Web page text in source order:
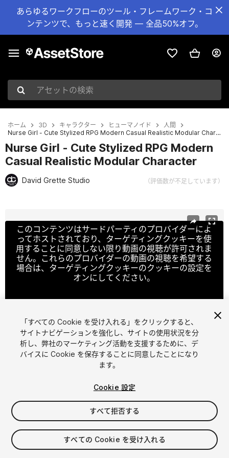
あらゆるワークフローのツール・フレームワーク・コ
ンテンツで、もっと速く開発 — 全品50%オフ。
アセットの検索
ホーム 3D キャラクター ヒューマノイド
人間
Nurse Girl - Cute Stylized RPG Modern Casual Realistic Modular Character
Nurse Girl - Cute Stylized RPG Modern
Casual Realistic Modular Character
David Grette Studio （評価数が不足しています）
このコンテンツはサードパーティのプロバイダーによ
ってホストされており、ターゲティングクッキーを使
用することに同意しない限り動画の視聴が許可されま
せん。これらのプロバイダーの動画の視聴を希望する
場合は、ターゲティングクッキーのクッキーの設定を
オンにしてください。
クッキーの設定
1/16
$59
消費税は決済時に計算されます
「すべての Cookie を受け入れる」をクリックすると、
サイトナビゲーションを強化し、サイトの使用状況を分
析し、弊社のマーケティング活動を支援するために、デ
バイスに Cookie を保存することに同意したことになり
ます。
Cookie 設定
すべて拒否する
すべての Cookie を受け入れる